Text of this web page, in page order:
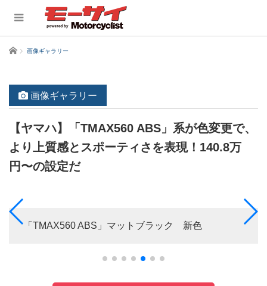
ホーム 画像ギャラリー
画像ギャラリー
【ヤマハ】「TMAX560 ABS」系が色変更で、
より上質感とスポーティさを表現！140.8万
円〜の設定だ
「TMAX560 ABS」マットブラック 新色